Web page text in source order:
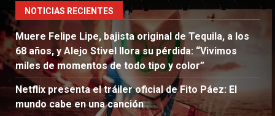
NOTICIAS RECIENTES
Muere Felipe Lipe, bajista original de Tequila, a los
68 años, y Alejo Stivel llora su pérdida: “Vivimos
miles de momentos de todo tipo y color”
Netflix presenta el tráiler oficial de Fito Páez: El
mundo cabe en una canción